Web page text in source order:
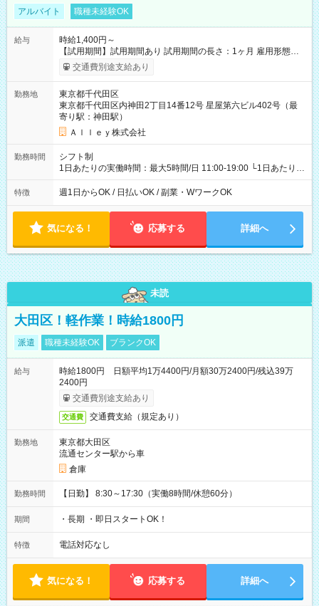
アルバイト 職種未経験OK
給与
時給1,400円～
【試用期間】試用期間あり 試用期間の長さ：1ヶ月 雇用形態、
給与は本採用時と同じです。
交通費別途支給あり
勤務地
東京都千代田区
東京都千代田区内神田2丁目14番12号 星屋第六ビル402号（最
寄り駅：神田駅）
Ａｌｌｅｙ株式会社
勤務時間
シフト制
1日あたりの実働時間：最大5時間/日 11:00-19:00 └1日あたりの
実働時間：1-5時間 └上記の時間帯内であれば、いつでも勤務可
能！ └平日・土曜日の中で、お好きな曜日でご勤務いただけま
18:00 などのように、自由な働き方が可能なお仕事です！
特徴 週1日からOK / 日払いOK / 副業・WワークOK
気になる！ 応募する 詳細へ
未読
大田区！軽作業！時給1800円
派遣 職種未経験OK ブランクOK
給与
時給1800円 日額平均1万4400円/月額30万2400円/残込39万
2400円
交通費別途支給あり
交通費 交通費支給（規定あり）
勤務地
東京都大田区
流通センター駅から車
倉庫
勤務時間 【日勤】 8:30～17:30（実働8時間/休憩60分）
期間 ・長期 ・即日スタートOK！
特徴 電話対応なし
気になる！ 応募する 詳細へ